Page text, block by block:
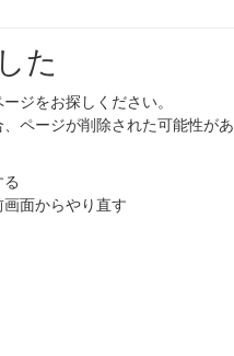
た
ジをお探しください。
ページが削除された可能性があ
面からやり直す